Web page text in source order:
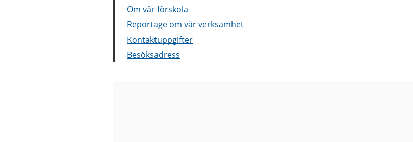
Om vår förskola
Reportage om vår verksamhet
Kontaktuppgifter
Besöksadress